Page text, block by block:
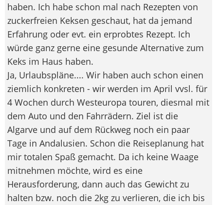
haben. Ich habe schon mal nach Rezepten von
zuckerfreien Keksen geschaut, hat da jemand
Erfahrung oder evt. ein erprobtes Rezept. Ich
würde ganz gerne eine gesunde Alternative zum
Keks im Haus haben.
Ja, Urlaubspläne.... Wir haben auch schon einen
ziemlich konkreten - wir werden im April vvsl. für
4 Wochen durch Westeuropa touren, diesmal mit
dem Auto und den Fahrrädern. Ziel ist die
Algarve und auf dem Rückweg noch ein paar
Tage in Andalusien. Schon die Reiseplanung hat
mir totalen Spaß gemacht. Da ich keine Waage
mitnehmen möchte, wird es eine
Herausforderung, dann auch das Gewicht zu
halten bzw. noch die 2kg zu verlieren, die ich bis